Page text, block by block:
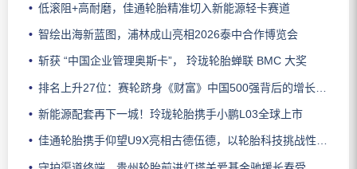
低滚阻+高耐磨，佳通轮胎精准切入新能源轻卡赛道
智绘出海新蓝图，浦林成山亮相2026泰中合作博览会
斩获 “中国企业管理奥斯卡”， 玲珑轮胎蝉联 BMC 大奖
排名上升27位：赛轮跻身《财富》中国500强背后的增长逻辑
新能源配套再下一城！玲珑轮胎携手小鹏L03全球上市
佳通轮胎携手仰望U9X亮相古德伍德，以轮胎科技挑战性能边界